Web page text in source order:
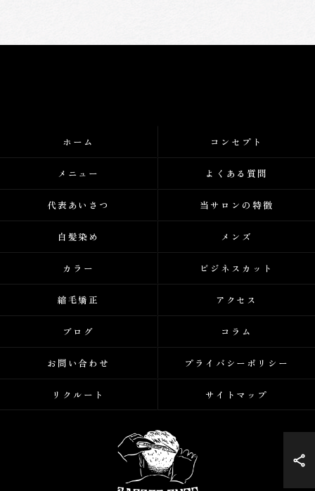
ホーム コンセプト
メニュー よくある質問
代表あいさつ 当サロンの特徴
白髪染め メンズ
カラー ビジネスカット
縮毛矯正 アクセス
ブログ コラム
お問い合わせ プライバシーポリシー
リクルート サイトマップ